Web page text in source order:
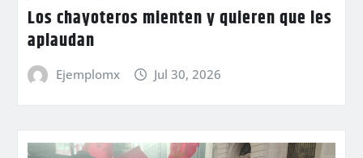
Los chayoteros mienten y quieren que les
aplaudan
Ejemplomx Jul 30, 2026